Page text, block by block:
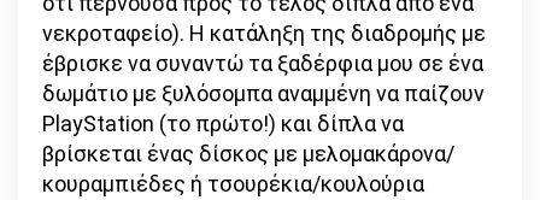
νεκροταφείο). Η κατάληξη της διαδρομής με
έβρισκε να συναντώ τα ξαδέρφια μου σε ένα
δωμάτιο με ξυλόσομπα αναμμένη να παίζουν
PlayStation (το πρώτο!) και δίπλα να
βρίσκεται ένας δίσκος με μελομακάρονα/
κουραμπιέδες ή τσουρέκια/κουλούρια